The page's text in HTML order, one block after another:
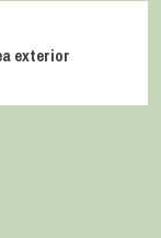
exterior